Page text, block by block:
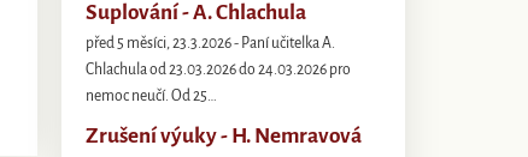
Suplování - A. Chlachula
před 5 měsíci, 23.3.2026 - Paní učitelka A.
Chlachula od 23.03.2026 do 24.03.2026 pro
nemoc neučí. Od 25…
Zrušení výuky - H. Nemravová